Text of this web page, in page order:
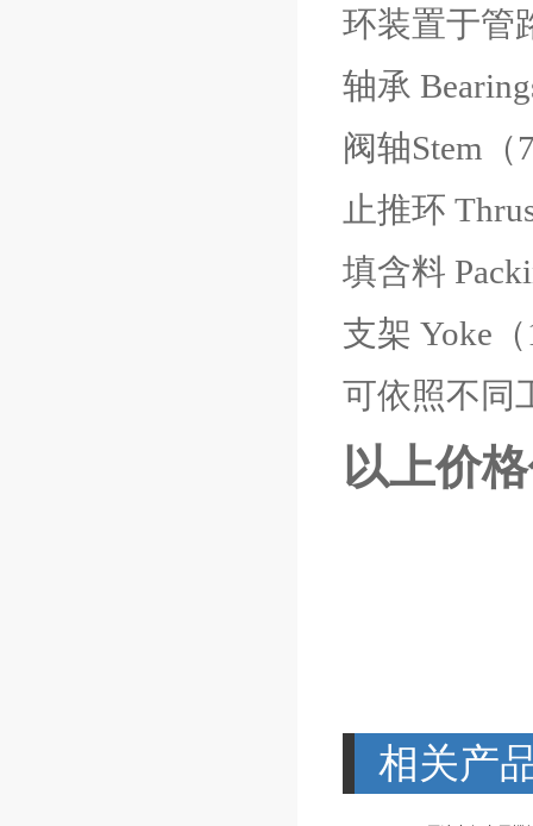
环装置于管
轴承
阀轴Stem（
止推环
填含料
支架 Yoke
可依照不同
以上价
相关产